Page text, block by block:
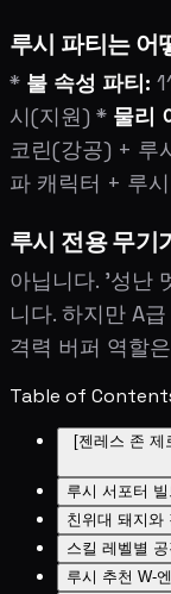
루시 파티는 어
* 불 속성 파티:
시(지원) * 물리
코린(강공) + 루
파 캐릭터 + 루
루시 전용 무기
아닙니다. '성난
니다. 하지만 A
격력 버퍼 역할
Table of
[젠레스 존 제
루시 서포터
친위대 돼지와
스킬 레벨별
루시 추천 W-